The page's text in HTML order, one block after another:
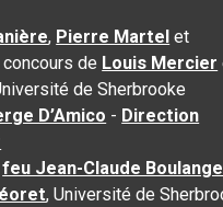
, Pierre Martel et
concours de Louis Mercier
de Sherbrooke
D’Amico - Direction
feu Jean-Claude
, Université de